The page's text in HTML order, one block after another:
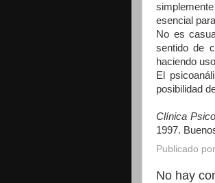
esencial
No es
sentido de
haciendo
El
posibilidad
Clínica
1997.
Publicado por
No hay